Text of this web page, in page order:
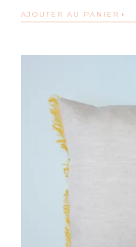
AJOUTER AU PANIER